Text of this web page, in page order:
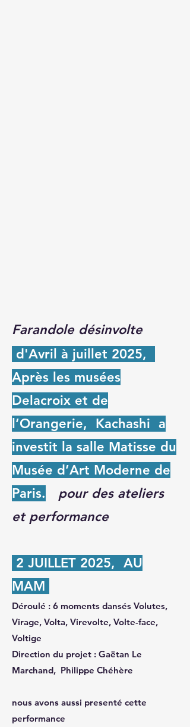
Farandole désinvolte
d'Avril à juillet 2025,
Après les musées
Delacroix et de
l’Orangerie,
Kachashi a
investit la salle Matisse du
Musée d’Art Moderne de
Paris. pour des ateliers
et performance
2 JUILLET 2025, AU
MAM
Déroulé : 6 moments dansés Volutes,
Virage, Volta, Virevolte, Volte-face,
Voltige
Direction du projet : Gaëtan Le
Marchand, Philippe Chéhère
nous avons aussi presenté cette
performance